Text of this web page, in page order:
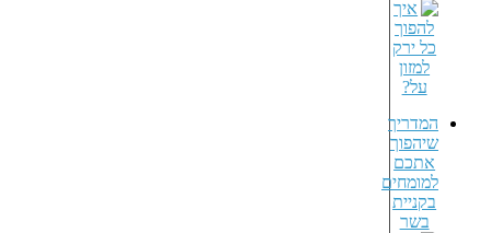
המדריך
שיהפוך
אתכם
למומחים
בקניית
בשר